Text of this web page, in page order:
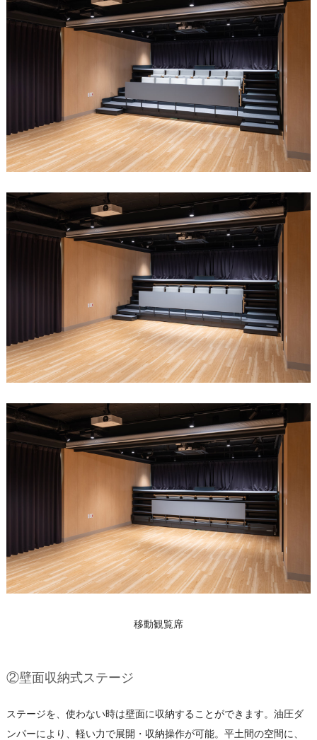
移動観覧席
②壁面収納式ステージ
ステージを、使わない時は壁面に収納することができます。油圧ダ
ンパーにより、軽い力で展開・収納操作が可能。平土間の空間に、